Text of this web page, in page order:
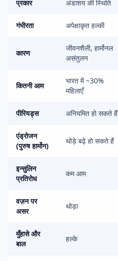
प्रकार अंडाशय की स्थिति
गंभीरता अपेक्षाकृत हल्की
कारण
जीवनशैली, हार्मोनल
असंतुलन
कितनी आम
भारत में ~30%
महिलाएँ
पीरियड्स अनियमित हो सकते हैं
एंड्रोजन
(पुरुष हार्मोन)
थोड़े बढ़े हो सकते हैं
इन्सुलिन
प्रतिरोध
कम आम
वज़न पर
असर
थोड़ा
मुँहासे और
बाल
हल्के